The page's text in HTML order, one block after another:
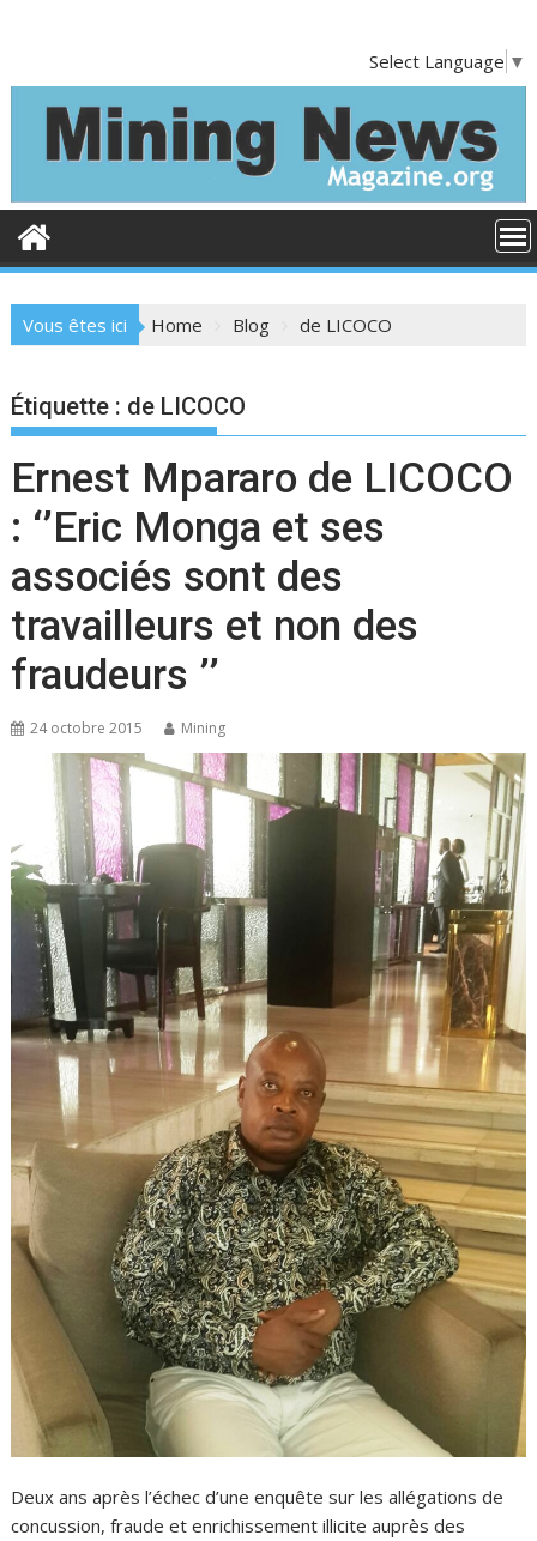
o
t
Select Language ▼
Vous êtes ici Home Blog de LICOCO
Étiquette : de LICOCO
Ernest Mpararo de LICOCO
: ‘’Eric Monga et ses
associés sont des
travailleurs et non des
fraudeurs ’’
24 octobre 2015 Mining
Deux ans après l’échec d’une enquête sur les allégations de
concussion, fraude et enrichissement illicite auprès des